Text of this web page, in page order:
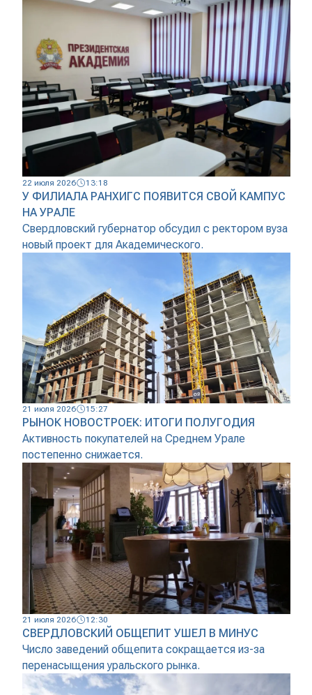
22 июля 2026 13:18
У ФИЛИАЛА РАНХИГС ПОЯВИТСЯ СВОЙ КАМПУС
НА УРАЛЕ
Свердловский губернатор обсудил с ректором вуза
новый проект для Академического.
21 июля 2026 15:27
РЫНОК НОВОСТРОЕК: ИТОГИ ПОЛУГОДИЯ
Активность покупателей на Среднем Урале
постепенно снижается.
21 июля 2026 12:30
СВЕРДЛОВСКИЙ ОБЩЕПИТ УШЕЛ В МИНУС
Число заведений общепита сокращается из-за
перенасыщения уральского рынка.